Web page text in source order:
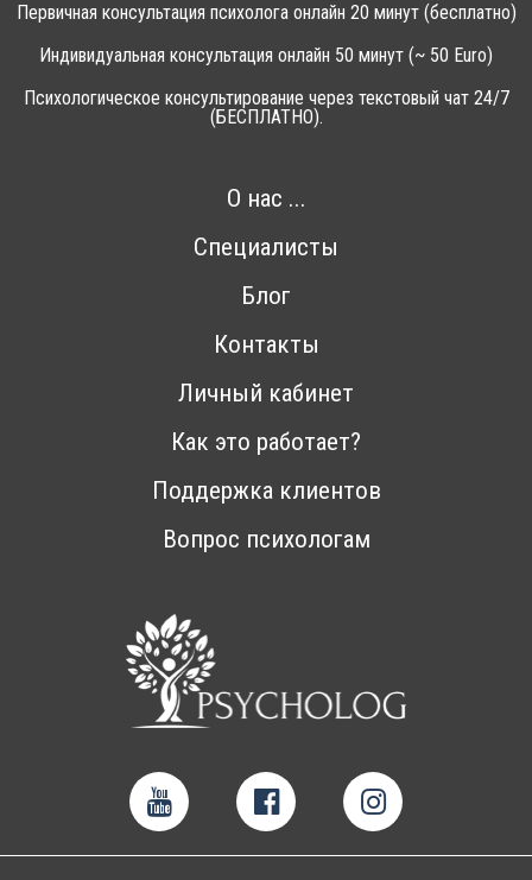
Первичная консультация психолога онлайн 20 минут (бесплатно)
Индивидуальная консультация онлайн 50 минут (~ 50 Euro)
Психологическое консультирование через текстовый чат 24/7
(БЕСПЛАТНО).
О нас ...
Специалисты
Блог
Контакты
Личный кабинет
Как это работает?
Поддержка клиентов
Вопрос психологам